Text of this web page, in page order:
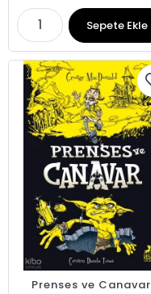
Sepete Ekle
Prenses ve Canavar